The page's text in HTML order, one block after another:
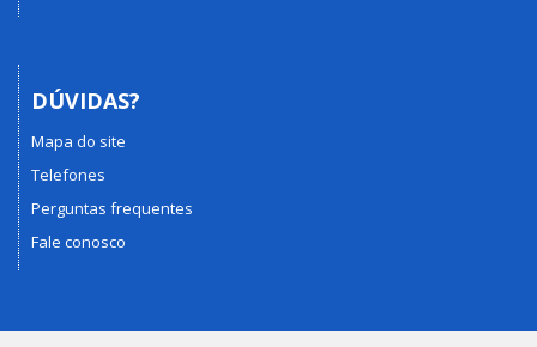
DÚVIDAS?
Mapa do site
Telefones
Perguntas frequentes
Fale conosco